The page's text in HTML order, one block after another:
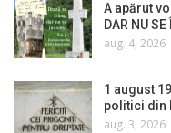
A apărut
DAR NU
aug. 4, 2026
1 august
politici din
aug. 3, 2026